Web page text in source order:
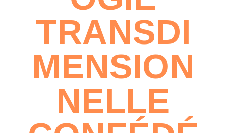
TRANSDI
MENSION
NELLE